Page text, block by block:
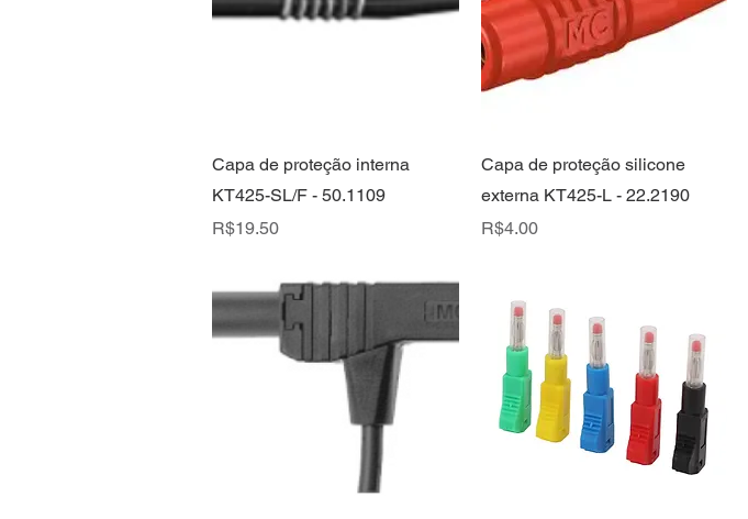
Quick View
Capa de proteção interna
KT425-SL/F - 50.1109
Price
R$19.50
Quick View
Capa de proteção silicone
externa KT425-L - 22.2190
Price
R$4.00